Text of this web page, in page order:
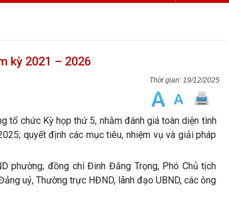
kỳ 2021 – 2026
19/12/2025
tổ chức Kỳ họp thứ 5, nhằm đánh giá toàn diện tình
quyết định các mục tiêu, nhiệm vụ và giải pháp
phường; đồng chí Đinh Đăng Trọng, Phó Chủ tịch
uỷ, Thường trực HĐND, lãnh đạo UBND, các ông